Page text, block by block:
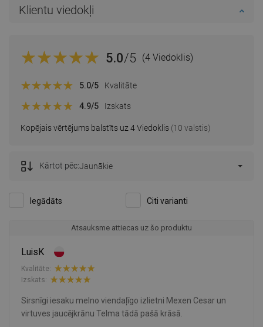
Klientu viedokļi
5.0/5 (4 Viedoklis)
Kopējais vērtējums balstīts uz 4 Viedoklis (10 valstis)
5.0/5 Kvalitāte
4.9/5 Izskats
Iegādāts Citi varianti
Kārtot pēc:Jaunākie
Atsauksme attiecas uz šo produktu
LuisK
Kvalitāte:
Izskats:
Sirsnīgi iesaku melno viendaļīgo izlietni Mexen Cesar un
virtuves jaucējkrānu Telma tādā pašā krāsā.